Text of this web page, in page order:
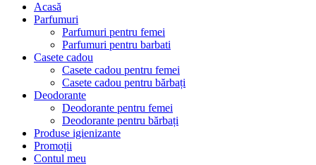
Acasă
Parfumuri
Parfumuri pentru femei
Parfumuri pentru barbati
Casete cadou
Casete cadou pentru femei
Casete cadou pentru bărbați
Deodorante
Deodorante pentru femei
Deodorante pentru bărbați
Produse igienizante
Promoții
Contul meu